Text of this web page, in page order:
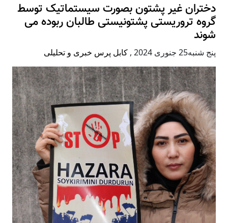
دختران غیر پشتون بصورت سیستماتیک توسط
گروه تروریستی پشتونیستی طالبان ربوده می
شوند
پنج شنبه25 جنوری 2024 , کابل پرس خبری و تحلیلی